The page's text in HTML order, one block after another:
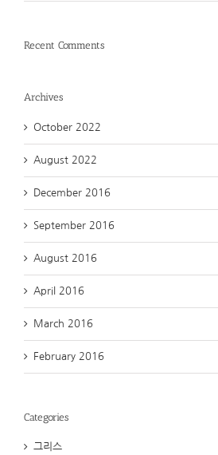
Recent Comments
Archives
October 2022
August 2022
December 2016
September 2016
August 2016
April 2016
March 2016
February 2016
Categories
그리스